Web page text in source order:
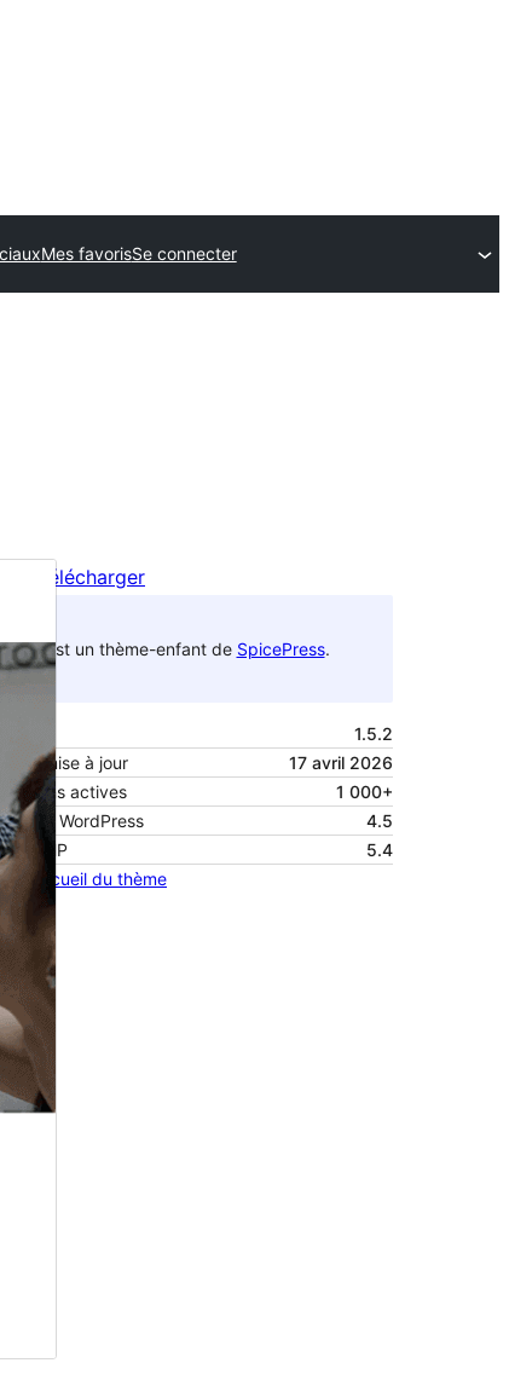
Mes favorisSe connecter
Télécharger
C’est un thème-enfant de SpicePress.
1.5.2
mise à jour
17 avril 2026
actives
1 000+
de WordPress
4.5
PHP
5.4
d’accueil du thème